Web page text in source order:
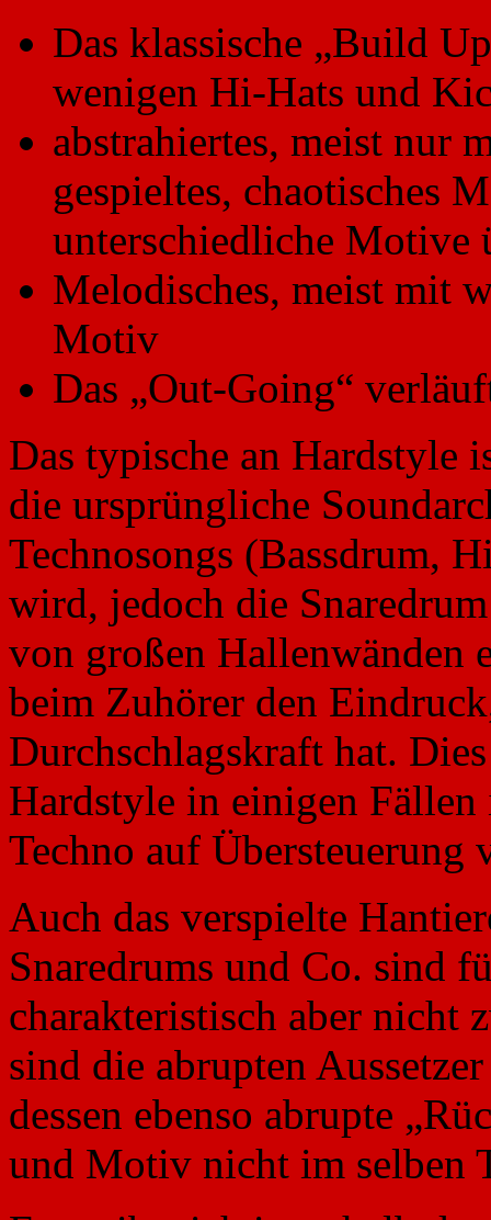
Das klassische „Build
wenigen Hi-Hats und
abstrahiertes, meist nur
gespieltes, chaotisches
unterschiedliche Motive
Melodisches, meist mit
Motiv
Das „Out-Going“
Das typische an Hardstyle
die ursprüngliche
Technosongs (Bassdrum,
wird, jedoch die
von großen Hallenwänden
beim Zuhörer den
Durchschlagskraft hat.
Hardstyle in einigen Fällen
Techno auf Übersteuerung
Auch das verspielte
Snaredrums und Co. sind
charakteristisch aber nicht
sind die abrupten
dessen ebenso abrupte
und Motiv nicht im selben